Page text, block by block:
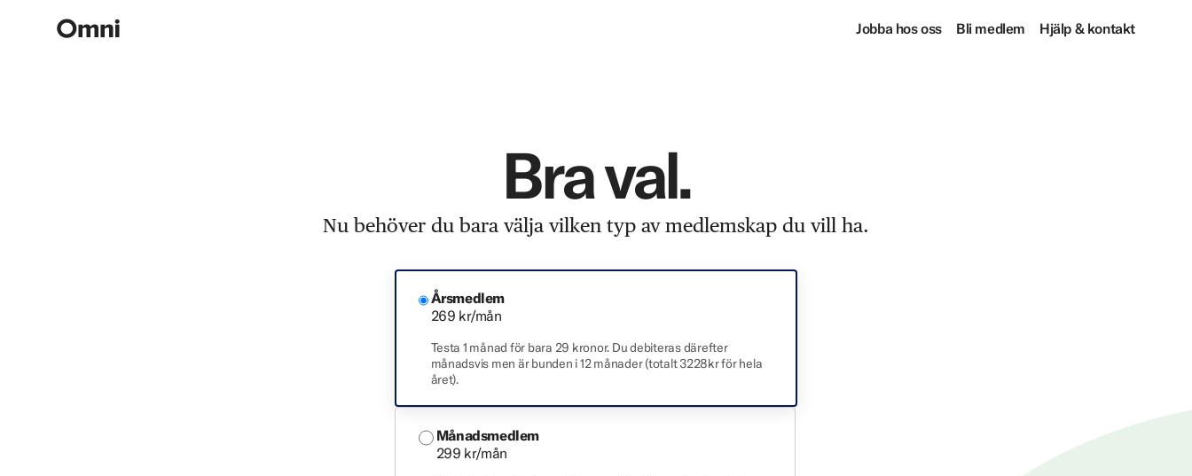
Jobba hos oss Bli medlem Hjälp & kontakt
Bra val.
Nu behöver du bara välja vilken typ av medlemskap du vill ha.
Årsmedlem
269 kr/mån
Testa 1 månad för bara 29 kronor. Du debiteras därefter
månadsvis men är bunden i 12 månader (totalt 3228kr för hela
året).
Månadsmedlem
299 kr/mån